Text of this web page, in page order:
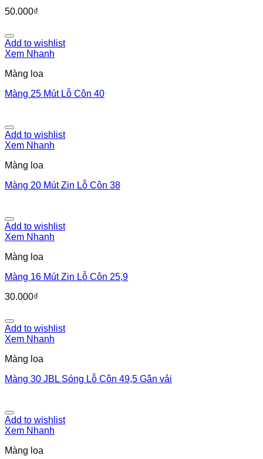
50.000₫
Add to wishlist
Xem Nhanh
Màng loa
Màng 25 Mút Lỗ Côn 40
Add to wishlist
Xem Nhanh
Màng loa
Màng 20 Mút Zin Lỗ Côn 38
Add to wishlist
Xem Nhanh
Màng loa
Màng 16 Mút Zin Lỗ Côn 25,9
30.000₫
Add to wishlist
Xem Nhanh
Màng loa
Màng 30 JBL Sóng Lỗ Côn 49,5 Gân vải
Add to wishlist
Xem Nhanh
Màng loa